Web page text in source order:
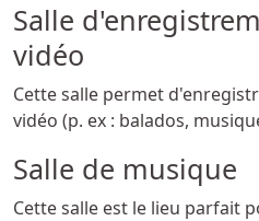
Salle
vidéo
Cette salle permet
vidéo (p. ex : balados,
Salle de musique
Cette salle est le lieu parfait